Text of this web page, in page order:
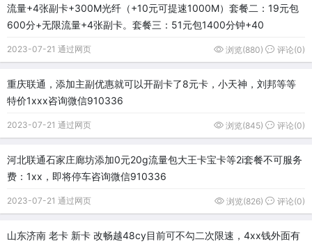
流量+4张副卡+300M光纤（+10元可提速1000M）套餐二：19元包
600分+无限流量+4张副卡。套餐三：51元包1400分钟+40
2023-07-21 通过网页 浏览(880) 评论(0)
重庆联通，添加主副优惠就可以开副卡了8元卡，小天神，刘邦等等
特价1xxx咨询微信910336
2023-07-21 通过网页 浏览(845) 评论(0)
河北联通石家庄廊坊添加0元20g流量包大王卡宝卡等2i套餐不可服务
费：1xx，即将停车咨询微信910336
2023-07-21 通过网页 浏览(826) 评论(0)
山东济南 老卡 新卡 改畅越48cy目前可不勾二次限速，4xx钱外面有